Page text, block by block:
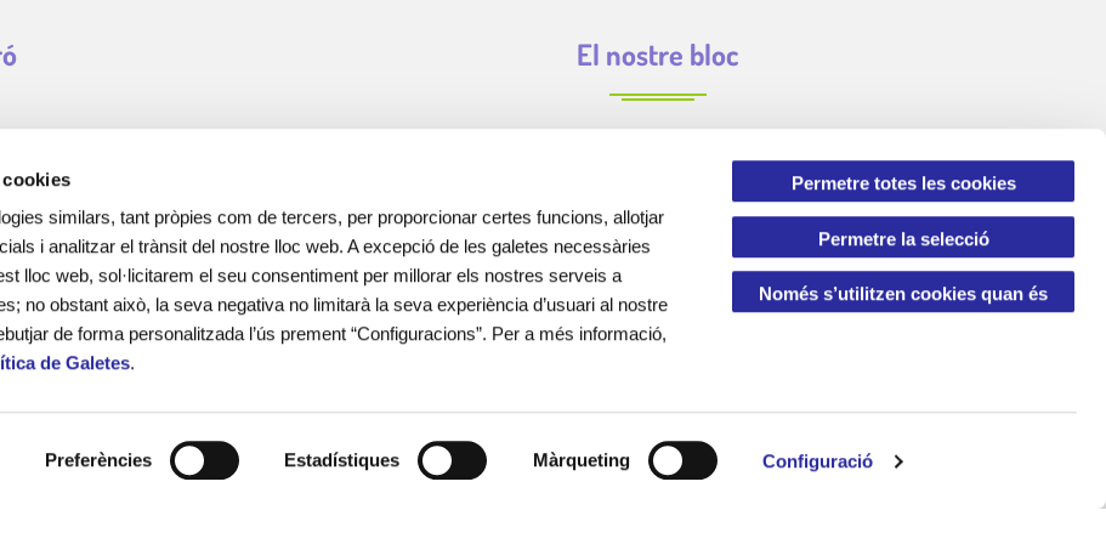
similars, tant pròpies com de tercers, per proporcionar certes funcions, allotjar
i analitzar el trànsit del nostre lloc web. A excepció de les galetes necessàries
lloc web, sol·licitarem el seu consentiment per millorar els nostres serveis a
no obstant això, la seva negativa no limitarà la seva experiència d’usuari al nostre
de forma personalitzada l’ús prement “Configuracions”. Per a més informació,
de Galetes.
Preferències Estadístiques Màrqueting Configuració
Permetre totes les cookies
Permetre la selecció
Només s’utilitzen cookies quan és
i social.
El nostre bloc